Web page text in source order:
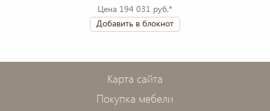
Цена 194 031 руб.*
Добавить в блокнот
Карта сайта
Покупка мебели